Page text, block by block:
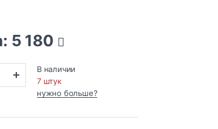
5 180
В наличии
7 штук
нужно больше?